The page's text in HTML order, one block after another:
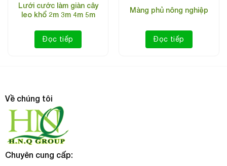
Lưới cước trắng làm giàn leo 15cm
Lưới cước làm giàn cây
leo khổ 2m 3m 4m 5m
Đọc tiếp
Màng phủ nông nghiệp
Đọc tiếp
Về chúng tôi
Chuyên cung cấp: